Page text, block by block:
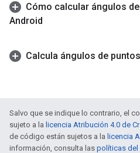
Cómo calcular ángulos
Android
Calcula ángulos de
Salvo que se indique lo contrario, el
sujeto a la licencia Atribución 4.0 de
de código están sujetos a la licencia
información, consulta las políticas del